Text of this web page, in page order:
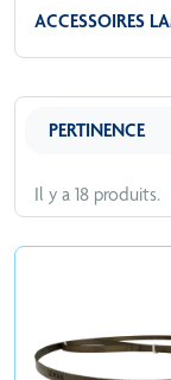
ACCESSOIRES
Il y a 18 produits.
PERTINENCE